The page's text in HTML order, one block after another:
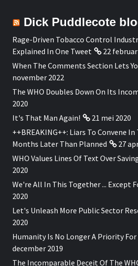
Dick Puddlecote
Rage-Driven Tobacco Control
Explained In One Tweet
22
When The Comments Section Lets
november 2022
The WHO Doubles Down On Its
2020
It's That Man Again!
21 mei 2020
++BREAKING++: Liars To Convene In
Months Later Than Planned
27
WHO Values Lines Of Text Over
2020
We're All In This Together ... Except
2020
Let's Unleash More Public Sector
2020
Humanity Is No Longer A Priority For
december 2019
The Incomparable Deceit Of The